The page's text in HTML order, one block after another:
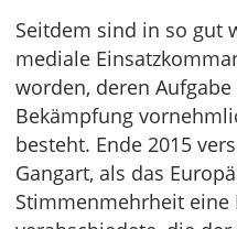
Seitdem sind in so gut
mediale
worden, deren
Bekämpfung
besteht. Ende 2015
Gangart, als das
Stimmenmehrheit eine